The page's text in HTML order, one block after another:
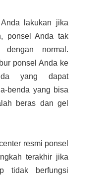
lakukan jika
ponsel Anda tak
dengan normal.
ponsel Anda ke
yang dapat
benda yang bisa
beras dan gel
resmi ponsel
terakhir jika
tidak berfungsi